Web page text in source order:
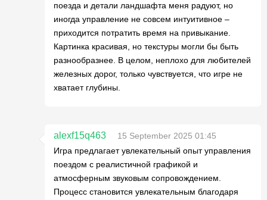
поезда и детали ландшафта меня радуют, но
иногда управление не совсем интуитивное –
приходится потратить время на привыкание.
Картинка красивая, но текстуры могли бы быть
разнообразнее. В целом, неплохо для любителей
железных дорог, только чувствуется, что игре не
хватает глубины.
alexf15q463
15 September 2025 01:45
Игра предлагает увлекательный опыт управления
поездом с реалистичной графикой и
атмосферным звуковым сопровождением.
Процесс становится увлекательным благодаря